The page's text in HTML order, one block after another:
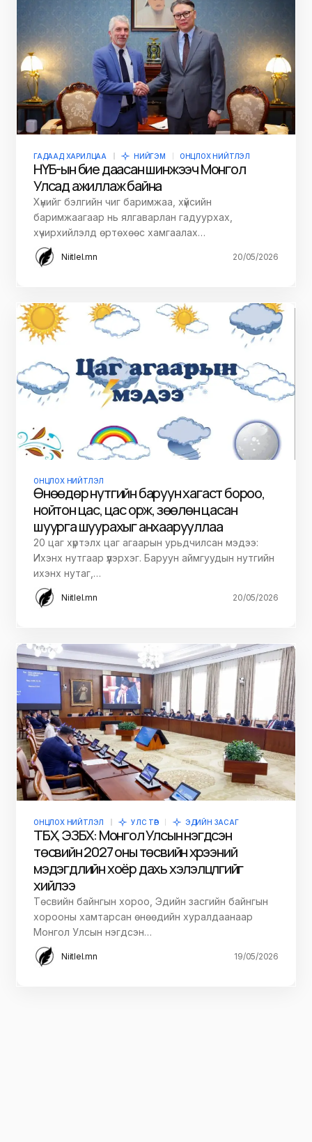
ГАДААД ХАРИЛЦАА НИЙГЭМ ОНЦЛОХ НИЙТЛЭЛ
НҮБ-ын бие даасан шинжээч Монгол
Улсад ажиллаж байна
Хүнийг бэлгийн чиг баримжаа, хүйсийн
баримжаагаар нь ялгаварлан гадуурхах,
хүчирхийлэлд өртөхөөс хамгаалах…
Niitlel.mn 20/05/2026
ОНЦЛОХ НИЙТЛЭЛ
Өнөөдөр нутгийн баруун хагаст бороо,
нойтон цас, цас орж, зөөлөн цасан
шуурга шуурахыг анхаарууллаа
20 цаг хүртэлх цаг агаарын урьдчилсан мэдээ:
Ихэнх нутгаар үүлэрхэг. Баруун аймгуудын нутгийн
ихэнх нутаг,…
Niitlel.mn 20/05/2026
ОНЦЛОХ НИЙТЛЭЛ УЛС ТӨР ЭДИЙН ЗАСАГ
ТБХ, ЭЗБХ: Монгол Улсын нэгдсэн
төсвийн 2027 оны төсвийн хүрээний
мэдэгдлийн хоёр дахь хэлэлцүүлгийг
хийлээ
Төсвийн байнгын хороо, Эдийн засгийн байнгын
хорооны хамтарсан өнөөдийн хуралдаанаар
Монгол Улсын нэгдсэн…
Niitlel.mn 19/05/2026